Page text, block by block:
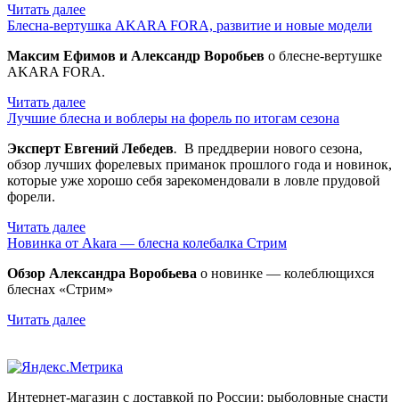
Читать далее
Блесна-вертушка AKARA FORA, развитие и новые модели
Максим Ефимов и Александр Воробьев о блесне-вертушке
AKARA FORA.
Читать далее
Лучшие блесна и воблеры на форель по итогам сезона
Эксперт Евгений Лебедев. В преддверии нового сезона,
обзор лучших форелевых приманок прошлого года и новинок,
которые уже хорошо себя зарекомендовали в ловле прудовой
форели.
Читать далее
Новинка от Akara — блесна колебалка Стрим
Обзор Александра Воробьева о новинке — колеблющихся
блеснах «Стрим»
Читать далее
Интернет-магазин с доставкой по России: рыболовные снасти